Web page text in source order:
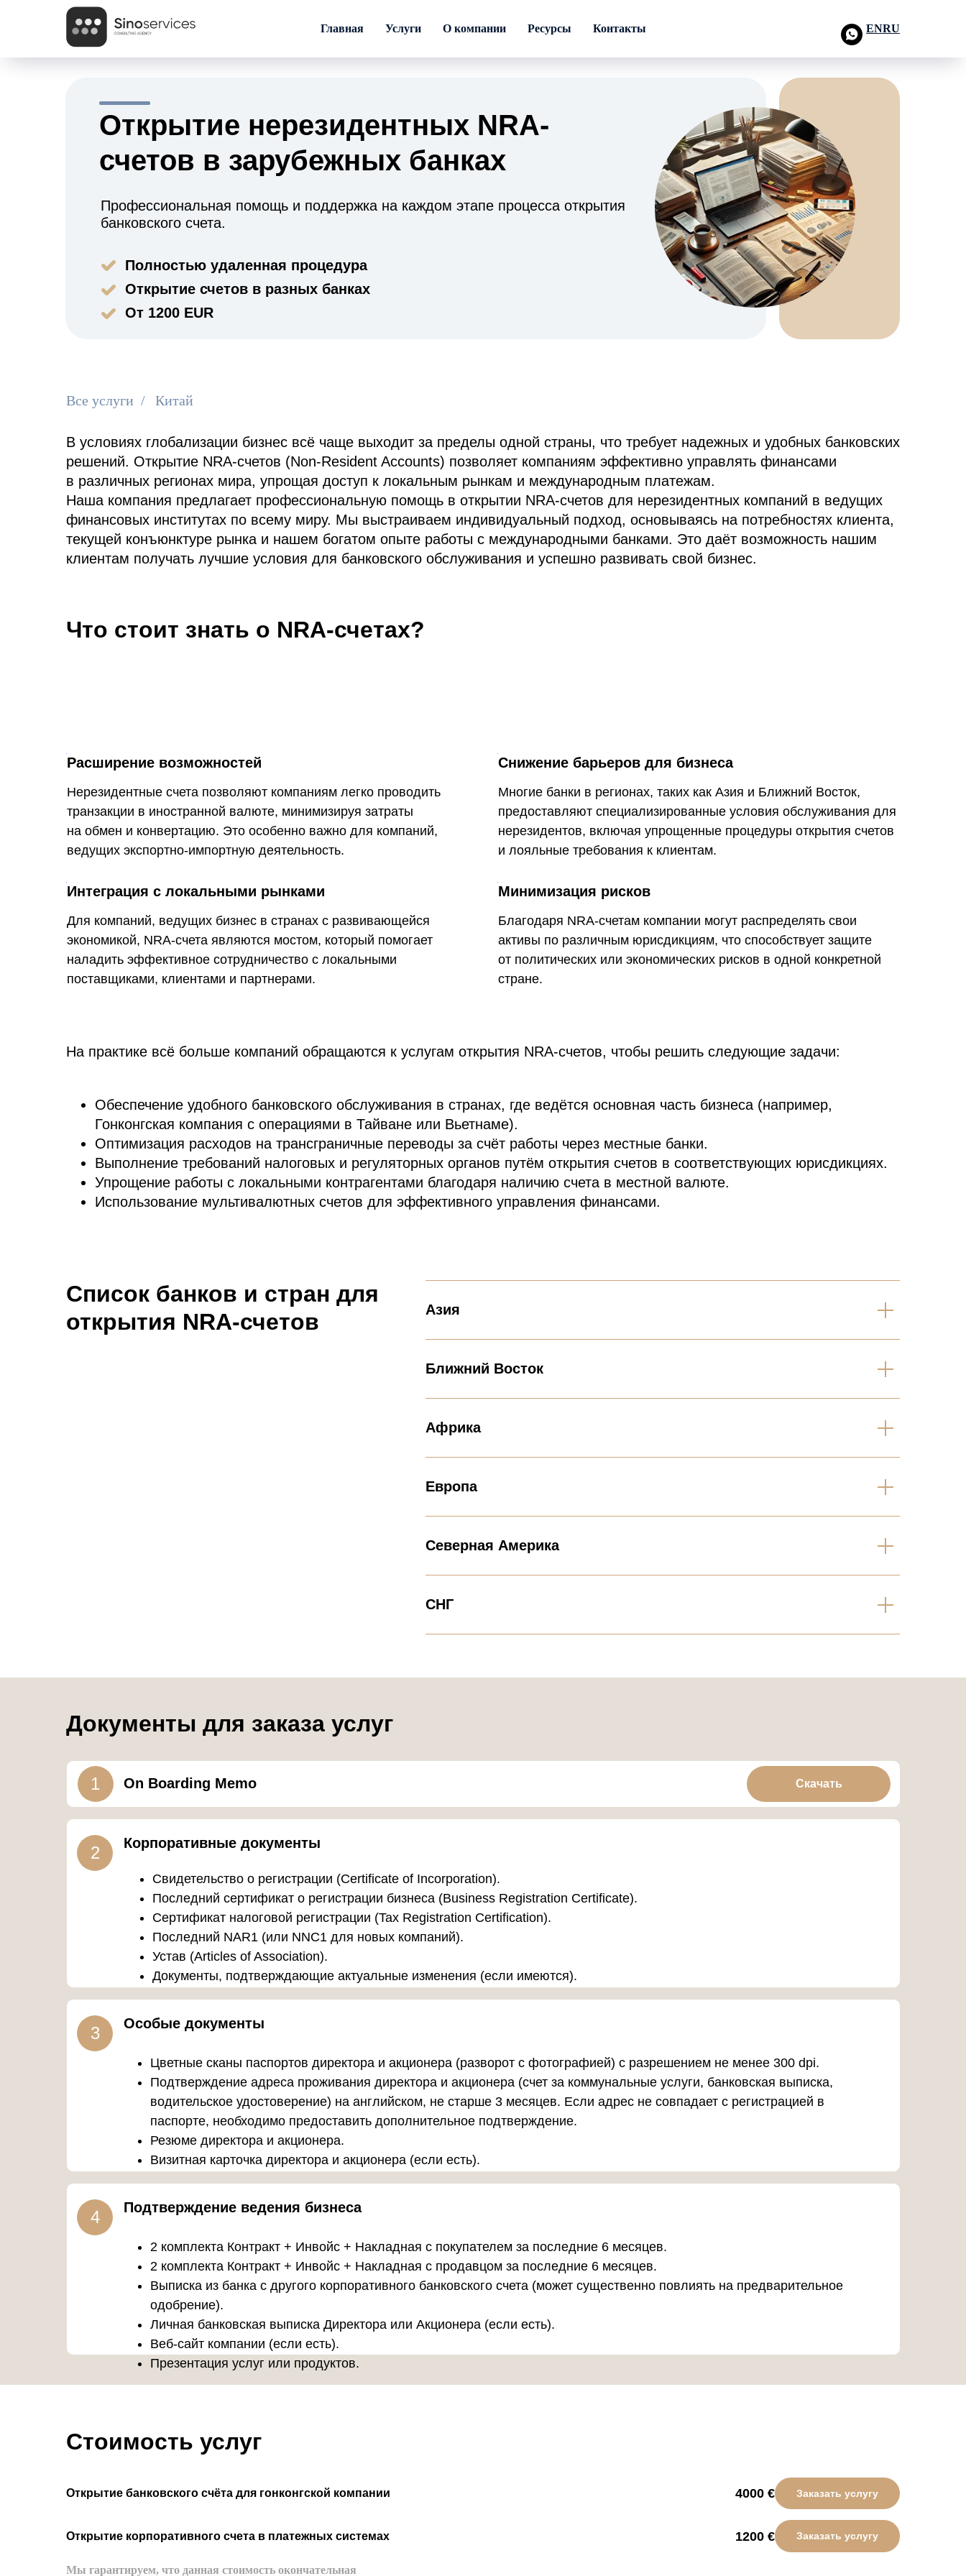
Главная Услуги О компании Ресурсы Контакты ENRU
Открытие нерезидентных NRA-
счетов в зарубежных банках
Полностью удаленная процедура
Открытие счетов в разных банках
От 1200 EUR
Профессиональная помощь и поддержка на каждом этапе процесса открытия
банковского счета.
Все услуги / Китай
В условиях глобализации бизнес всё чаще выходит за пределы одной страны, что требует надежных и удобных банковских
решений. Открытие NRA-счетов (Non-Resident Accounts) позволяет компаниям эффективно управлять финансами
в различных регионах мира, упрощая доступ к локальным рынкам и международным платежам.
Наша компания предлагает профессиональную помощь в открытии NRA-счетов для нерезидентных компаний в ведущих
финансовых институтах по всему миру. Мы выстраиваем индивидуальный подход, основываясь на потребностях клиента,
текущей конъюнктуре рынка и нашем богатом опыте работы с международными банками. Это даёт возможность нашим
клиентам получать лучшие условия для банковского обслуживания и успешно развивать свой бизнес.
Что стоит знать о NRA-счетах?
Расширение возможностей
Нерезидентные счета позволяют компаниям легко проводить
транзакции в иностранной валюте, минимизируя затраты
на обмен и конвертацию. Это особенно важно для компаний,
ведущих экспортно-импортную деятельность.
Снижение барьеров для бизнеса
Многие банки в регионах, таких как Азия и Ближний Восток,
предоставляют специализированные условия обслуживания для
нерезидентов, включая упрощенные процедуры открытия счетов
и лояльные требования к клиентам.
Интеграция с локальными рынками
Для компаний, ведущих бизнес в странах с развивающейся
экономикой, NRA-счета являются мостом, который помогает
наладить эффективное сотрудничество с локальными
поставщиками, клиентами и партнерами.
Минимизация рисков
Благодаря NRA-счетам компании могут распределять свои
активы по различным юрисдикциям, что способствует защите
от политических или экономических рисков в одной конкретной
стране.
На практике всё больше компаний обращаются к услугам открытия NRA-счетов, чтобы решить следующие задачи:
Обеспечение удобного банковского обслуживания в странах, где ведётся основная часть бизнеса (например,
Гонконгская компания с операциями в Тайване или Вьетнаме).
Оптимизация расходов на трансграничные переводы за счёт работы через местные банки.
Выполнение требований налоговых и регуляторных органов путём открытия счетов в соответствующих юрисдикциях.
Упрощение работы с локальными контрагентами благодаря наличию счета в местной валюте.
Использование мультивалютных счетов для эффективного управления финансами.
Список банков и стран для
открытия NRA-счетов
Азия
Ближний Восток
Африка
Европа
Северная Америка
СНГ
Документы для заказа услуг
On Boarding Memo
1
Корпоративные документы
2
Особые документы
3
Скачать
Свидетельство о регистрации (Certificate of Incorporation).
Последний сертификат о регистрации бизнеса (Business Registration Certificate).
Сертификат налоговой регистрации (Tax Registration Certification).
Последний NAR1 (или NNC1 для новых компаний).
Устав (Articles of Association).
Документы, подтверждающие актуальные изменения (если имеются).
Цветные сканы паспортов директора и акционера (разворот с фотографией) с разрешением не менее 300 dpi.
Подтверждение адреса проживания директора и акционера (счет за коммунальные услуги, банковская выписка,
водительское удостоверение) на английском, не старше 3 месяцев. Если адрес не совпадает с регистрацией в
паспорте, необходимо предоставить дополнительное подтверждение.
Резюме директора и акционера.
Визитная карточка директора и акционера (если есть).
Подтверждение ведения бизнеса
4
2 комплекта Контракт + Инвойс + Накладная с покупателем за последние 6 месяцев.
2 комплекта Контракт + Инвойс + Накладная с продавцом за последние 6 месяцев.
Выписка из банка с другого корпоративного банковского счета (может существенно повлиять на предварительное
одобрение).
Личная банковская выписка Директора или Акционера (если есть).
Веб-сайт компании (если есть).
Презентация услуг или продуктов.
Стоимость услуг
Открытие банковского счёта для гонконгской компании 4000 € Заказать услугу
Открытие корпоративного счета в платежных системах 1200 € Заказать услугу
Мы гарантируем, что данная стоимость окончательная